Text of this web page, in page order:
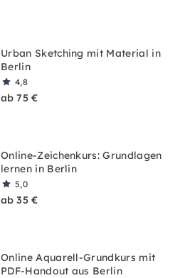
Urban Sketching mit Material in
Berlin
4,8
ab 75 €
Online-Zeichenkurs: Grundlagen
lernen in Berlin
5,0
ab 35 €
Online Aquarell-Grundkurs mit
PDF-Handout aus Berlin